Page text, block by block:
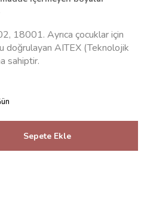
18001. Ayrıca çocuklar için
doğrulayan AITEX (Teknolojik
sahiptir.